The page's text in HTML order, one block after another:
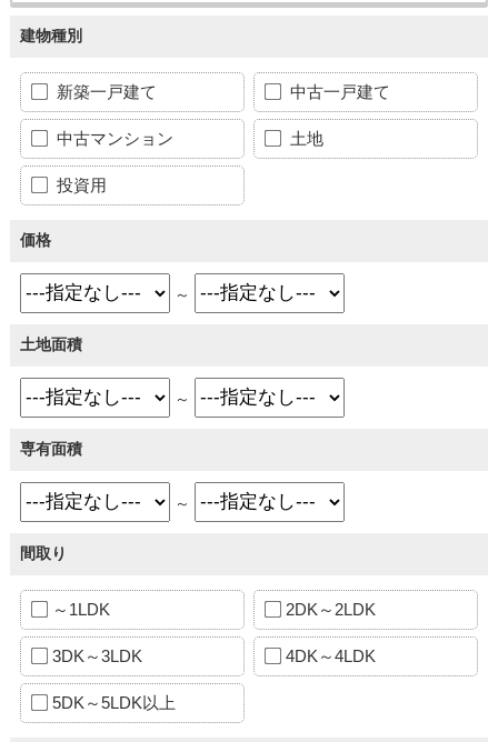
建物種別
新築一戸建て 中古一戸建て
中古マンション 土地
投資用
価格
～
土地面積
～
専有面積
～
間取り
～1LDK 2DK～2LDK
3DK～3LDK 4DK～4LDK
5DK～5LDK以上